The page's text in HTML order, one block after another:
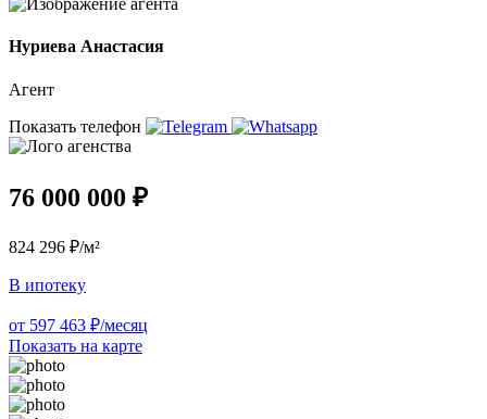
Нуриева Анастасия
Агент
Показать телефон
76 000 000 ₽
824 296 ₽/м²
В ипотеку
от 597 463 ₽/месяц
Показать на карте